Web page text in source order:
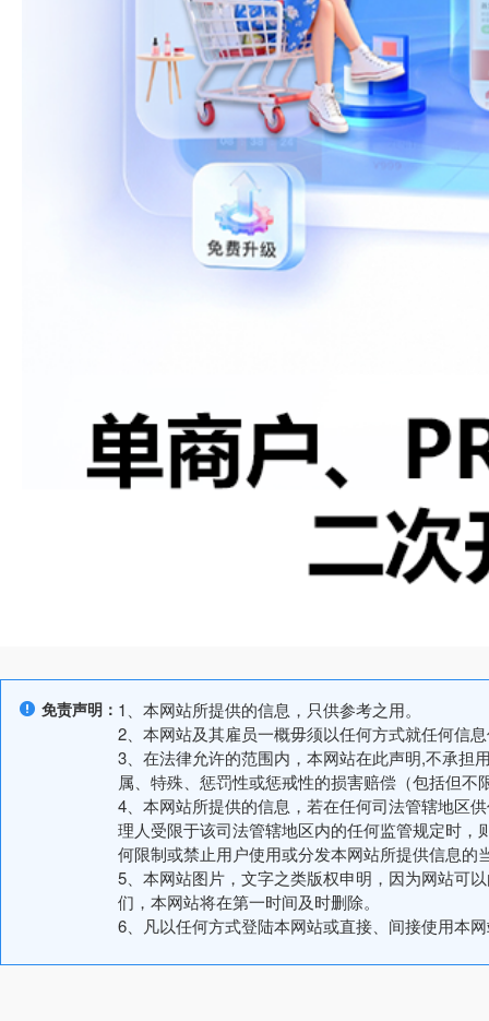
免责声明： 1、本网站所提供的信息，只供参考之用。
2、本网站及其雇员一概毋须以任何方式就任何信
3、在法律允许的范围内，本网站在此声明,不承担
属、特殊、惩罚性或惩戒性的损害赔偿（包括但
4、本网站所提供的信息，若在任何司法管辖地区
理人受限于该司法管辖地区内的任何监管规定时
何限制或禁止用户使用或分发本网站所提供信息的
5、本网站图片，文字之类版权申明，因为网站可
们，本网站将在第一时间及时删除。
6、凡以任何方式登陆本网站或直接、间接使用本